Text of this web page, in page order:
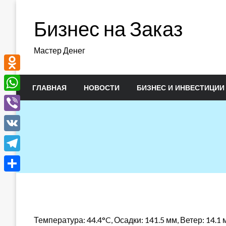
содержимомуБизнес на Заказ
Мастер Денег
ГЛАВНАЯ НОВОСТИ БИЗНЕС И ИНВЕСТИЦИИ
Температура: 44.4°C, Осадки: 141.5 мм, Ветер: 14.1
Odnoklassniki
WhatsApp
Viber
VK
Telegram